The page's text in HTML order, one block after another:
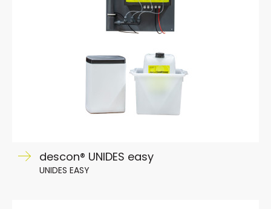
descon® UNIDES easy
UNIDES EASY